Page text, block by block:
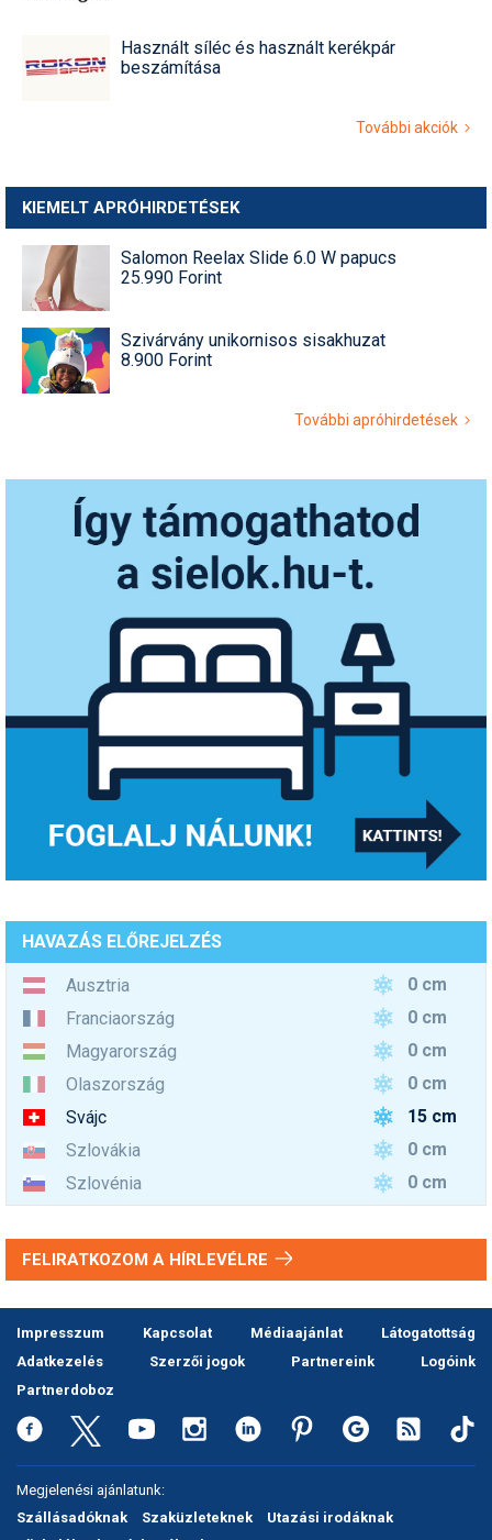
Használt síléc és használt kerékpár
beszámítása
További akciók
KIEMELT APRÓHIRDETÉSEK
Salomon Reelax Slide 6.0 W papucs
25.990 Forint
Szivárvány unikornisos sisakhuzat
8.900 Forint
További apróhirdetések
HAVAZÁS ELŐREJELZÉS
Ausztria
0 cm
Franciaország
0 cm
Magyarország
0 cm
Olaszország
0 cm
Svájc
15 cm
Szlovákia
0 cm
Szlovénia
0 cm
FELIRATKOZOM A HÍRLEVÉLRE
Impresszum Kapcsolat Médiaajánlat
Látogatottság
Adatkezelés
Szerzői jogok Partnereink
Logóink
Partnerdoboz
Megjelenési ajánlatunk:
Szállásadóknak
Szaküzleteknek
Utazási irodáknak